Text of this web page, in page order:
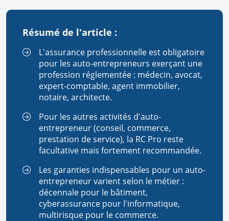
Résumé de l'article :
L'assurance professionnelle est obligatoire
pour les auto-entrepreneurs exerçant une
profession réglementée : médecin, avocat,
expert-comptable, agent immobilier,
notaire, architecte.
Pour les autres activités d'auto-
entrepreneur (conseil, commerce,
prestation de service), la RC Pro reste
facultative mais fortement recommandée.
Les garanties indispensables pour un auto-
entrepreneur varient selon le métier :
décennale pour le bâtiment,
cyberassurance pour l'informatique,
multirisque pour le commerce.